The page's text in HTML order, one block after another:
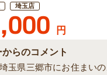
埼玉店
円
らのコメント
玉県三郷市にお住まい